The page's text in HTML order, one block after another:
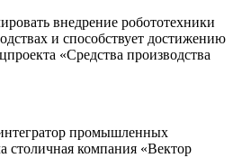
внедрение робототехники
ах и способствует достижению
«Средства производства
промышленных
столичная компания «Вектор